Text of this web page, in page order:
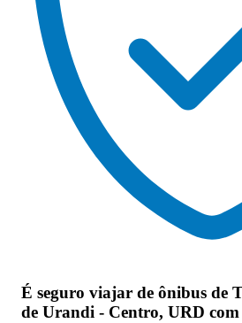
É seguro viajar de ônibus de
de Urandi - Centro, URD